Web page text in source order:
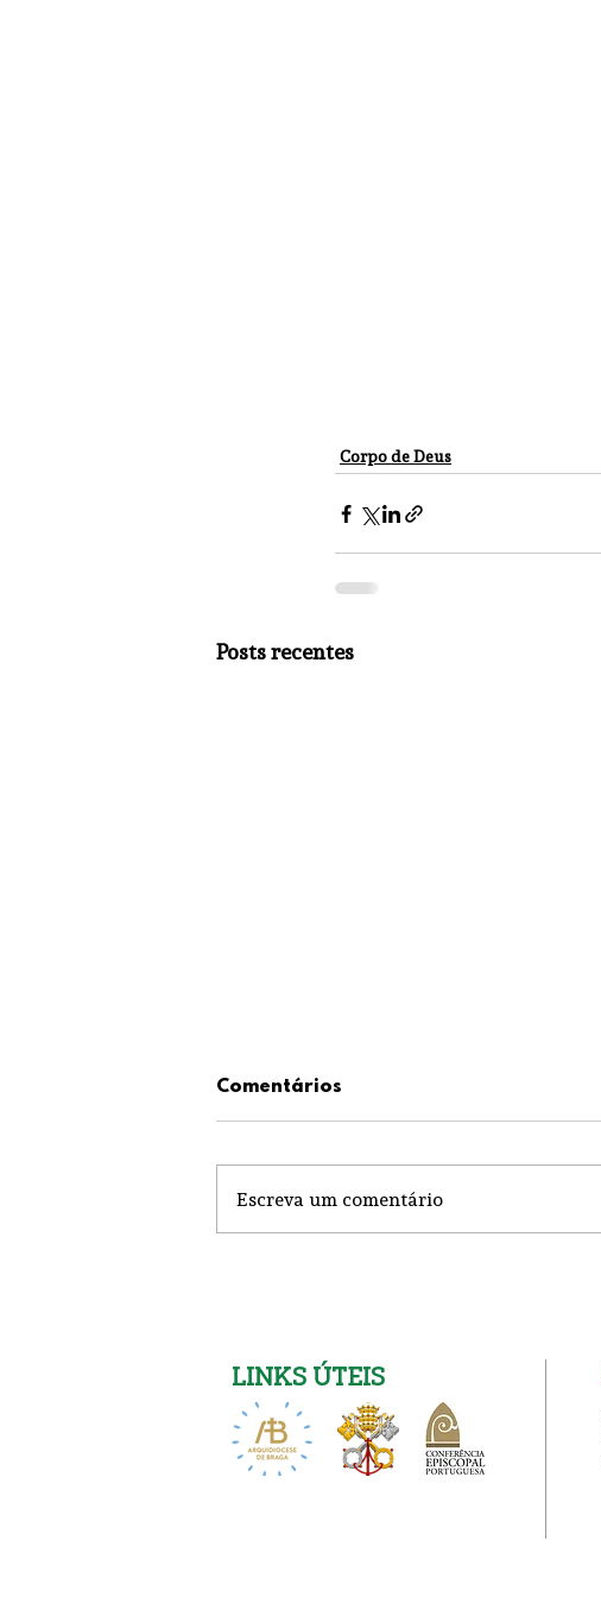
Corpo de Deus
Posts recentes
Corpo de Deus
Comentários
Escreva um comentário
LINKS ÚTEIS